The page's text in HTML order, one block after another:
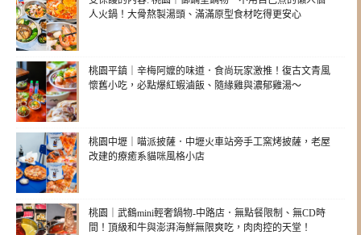
人火鍋！大骨熬製湯頭、滿滿原型食材吃得更安心
桃園平鎮｜辛梅阿嬤的味道．食尚玩家激推！復古文青風
懷舊小吃，必點爆紅蝦滷飯、隨緣雞與濃郁雞湯～
桃園中壢｜喵派披薩．中壢火車站旁手工窯烤披薩，老屋
改建的療癒系貓咪風格小店
桃園｜武鶴mini輕奢鍋物-中路店．無點餐限制、無CD時
間！頂級和牛與澎湃海鮮無限爽吃，肉肉控的天堂！